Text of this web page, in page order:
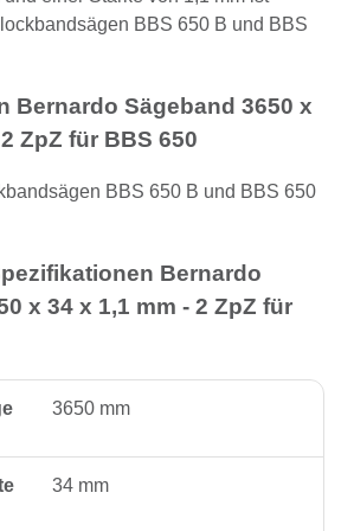
BBS 650 B und BBS
Bernardo Sägeband 3650 x
ZpZ für BBS 650
BBS 650 B und BBS 650
Bernardo
x 34 x 1,1 mm - 2 ZpZ für
3650 mm
34 mm